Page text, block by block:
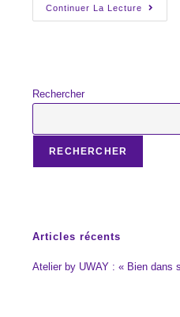
Continuer La Lecture
Atelier
By
Dans
Rechercher
RECHERCHER
Articles récents
Atelier by UWAY : « Bien dans